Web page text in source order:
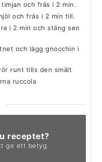
och fräs i 2 min.
och fräs i 2 min till.
i 2 min och stäng sen
och lägg gnocchin i
runt tills den smält
ruccola
receptet?
ge ett betyg